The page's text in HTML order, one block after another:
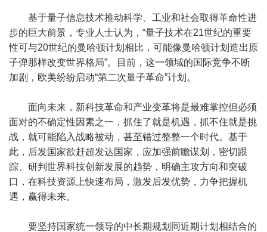
基于量子信息技术推动科学、工业和社会取得革命性进
步的巨大前景，专业人士认为，“量子技术在21世纪的重要
性可与20世纪的曼哈顿计划相比，可能像曼哈顿计划造出原
子弹那样改变世界格局”。目前，这一领域的国际竞争不断
加剧，欧美纷纷启动“第二次量子革命”计划。
面向未来，新科技革命和产业变革将是最难掌控但必须
面对的不确定性因素之一，抓住了就是机遇，抓不住就是挑
战，就可能陷入战略被动，甚至错过整整一个时代。基于
此，后发国家欲赶超发达国家，应加强前瞻谋划，密切跟
踪、研判世界科技创新发展的趋势，明确主攻方向和突破
口，在科技资源上快速布局，激发后发优势，力争把握机
遇，赢得未来。
要坚持国家统一领导的中长期规划同近期计划相结合的